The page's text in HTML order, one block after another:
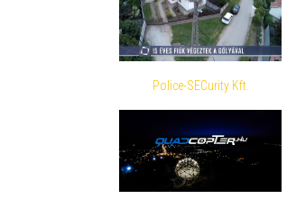
Police-SECurity Kft.